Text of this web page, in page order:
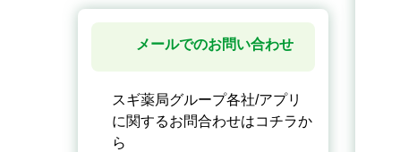
メールでのお問い合わせ
スギ薬局グループ各社/アプリ
に関するお問合わせはコチラか
ら